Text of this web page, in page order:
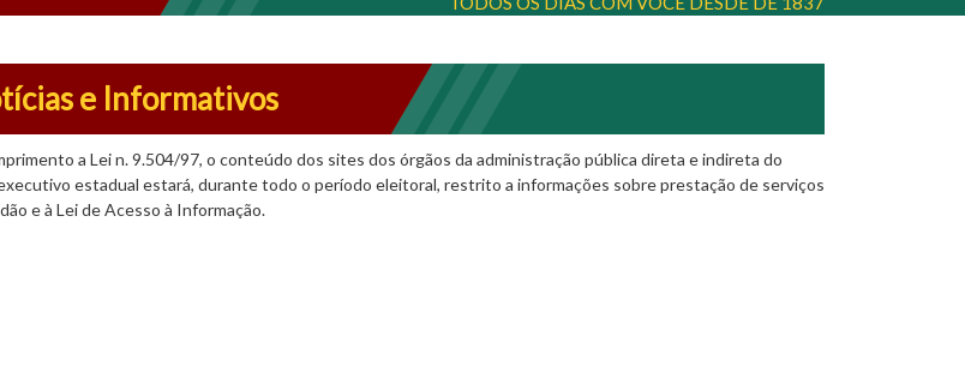
e Informativos
a Lei n. 9.504/97, o conteúdo dos sites dos órgãos da administração pública direta e indireta do
estadual estará, durante todo o período eleitoral, restrito a informações sobre prestação de serviços
e à Lei de Acesso à Informação.